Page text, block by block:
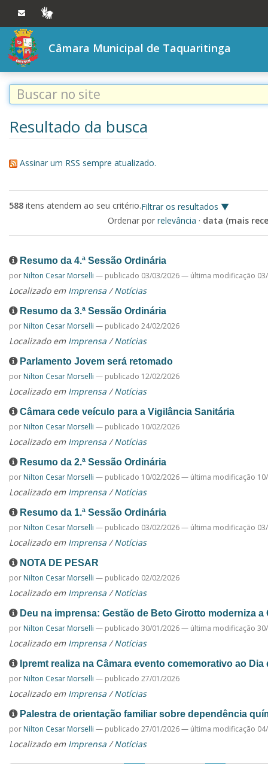
Ir ao conteúdo
Ir à navegação principal
VLIBRAS
Câmara Municipal de Taquaritinga
Resultado da busca
Assinar um RSS sempre atualizado.
588 itens atendem ao seu critério.Filtrar os resultados
Ordenar por relevância · data (mais
Resumo da 4.ª Sessão Ordinária
por Nilton Cesar Morselli — publicado 03/03/2026— última modificação
Localizado em Imprensa /Notícias
Resumo da 3.ª Sessão Ordinária
por Nilton Cesar Morselli — publicado 24/02/2026
Localizado em Imprensa /Notícias
Parlamento Jovem será retomado
por Nilton Cesar Morselli — publicado 12/02/2026
Localizado em Imprensa /Notícias
Câmara cede veículo para a Vigilância Sanitária
por Nilton Cesar Morselli — publicado 10/02/2026
Localizado em Imprensa /Notícias
Resumo da 2.ª Sessão Ordinária
por Nilton Cesar Morselli — publicado 10/02/2026— última modificação
Localizado em Imprensa /Notícias
Resumo da 1.ª Sessão Ordinária
por Nilton Cesar Morselli — publicado 03/02/2026— última modificação
Localizado em Imprensa /Notícias
NOTA DE PESAR
por Nilton Cesar Morselli — publicado 02/02/2026
Localizado em Imprensa /Notícias
Deu na imprensa: Gestão de Beto Girotto moderniza a
por Nilton Cesar Morselli — publicado 30/01/2026— última modificação
Localizado em Imprensa /Notícias
Ipremt realiza na Câmara evento comemorativo ao
por Nilton Cesar Morselli — publicado 27/01/2026
Localizado em Imprensa /Notícias
Palestra de orientação familiar sobre dependência
por Nilton Cesar Morselli — publicado 27/01/2026— última modificação
Localizado em Imprensa /Notícias